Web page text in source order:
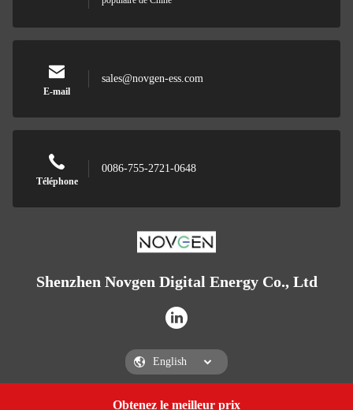
Obtenez le meilleur prix
E-mail
sales@novgen-ess.com
Téléphone
0086-755-2721-0648
Shenzhen Novgen Digital Energy Co., Ltd
Shenzhen Novgen Digital Energy Co., LtdGet a Quote